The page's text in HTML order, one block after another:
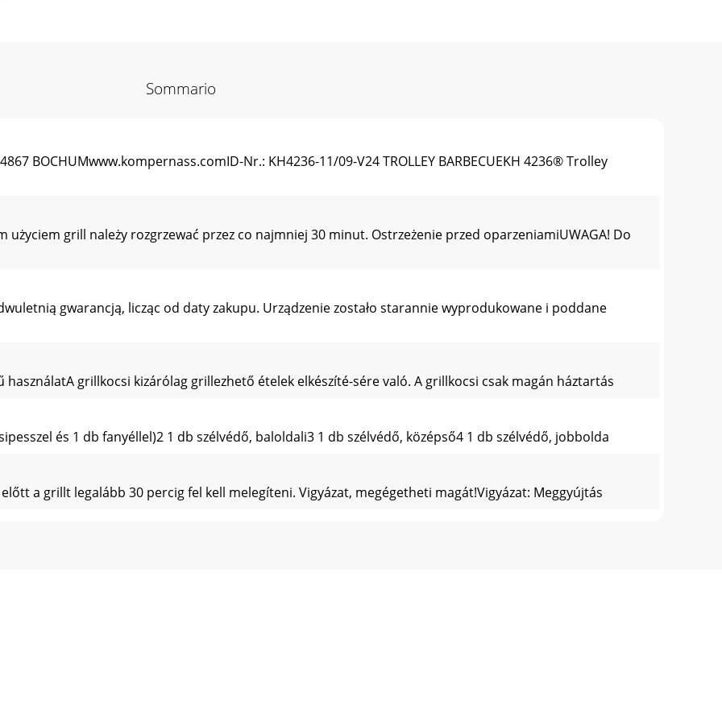
Sommario
44867 BOCHUMwww.kompernass.comID-Nr.: KH4236-11/09-V24 TROLLEY BARBECUEKH 4236® Trolley
użyciem grill należy rozgrzewać przez co najmniej 30 minut. Ostrzeżenie przed oparzeniamiUWAGA! Do
gwarancją, licząc od daty zakupu. Urządzenie zostało starannie wyprodukowane i poddane
használatA grillkocsi kizárólag grillezhető ételek elkészíté-sére való. A grillkocsi csak magán háztartás
és 1 db fanyéllel)2 1 db szélvédő, baloldali3 1 db szélvédő, középső4 1 db szélvédő, jobbolda
a grillt legalább 30 percig fel kell melegíteni. Vigyázat, megégetheti magát!Vigyázat: Meggyújtás